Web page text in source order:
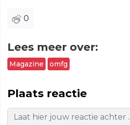
0
Lees meer over:
Magazine omfg
Plaats reactie